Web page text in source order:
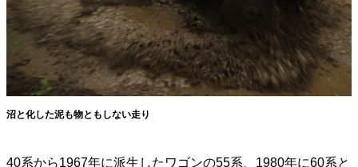
沼と化した泥も物ともしない走り
40系から1967年に派生したワゴンの55系、1980年に60系と